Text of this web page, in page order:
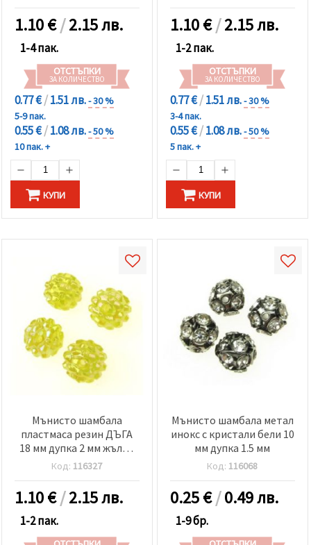
1.10€/2.15 лв.
1-4 пак.
ОТСТЪПКИ
ЗА КОЛИЧЕСТВО
0.77 €/1.51 лв.- 30 %
5-9 пак.
0.55 €/1.08 лв.- 50 %
10 пак. +
КУПИ
1.10€/2.15 лв.
1-2 пак.
ОТСТЪПКИ
ЗА КОЛИЧЕСТВО
0.77 €/1.51 лв.- 30 %
3-4 пак.
0.55 €/1.08 лв.- 50 %
5 пак. +
КУПИ
Мънисто шамбала
пластмаса резин ДЪГА
18 мм дупка 2 мм жълто
-4 броя
Код: 116327
1.10€/2.15 лв.
1-2 пак.
Мънисто шамбала метал
инокс с кристали бели 10
мм дупка 1.5 мм
Код: 116068
0.25€/0.49 лв.
1-9 бр.